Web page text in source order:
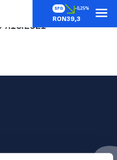
SFG -0,25%
RON39,3
7.10.2021